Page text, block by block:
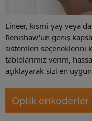
Lineer, kısmi yay veya
Renishaw'un geniş
sistemleri seçeneklerini
tablolarımız verim,
açıklayarak sizi en
Optik enkoderler